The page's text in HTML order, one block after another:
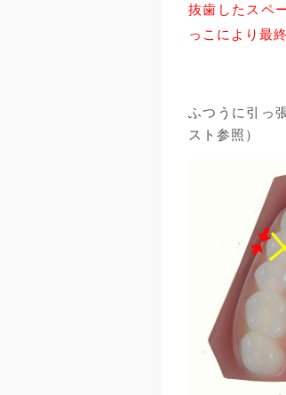
抜歯したスペ
っこにより最
ふつうに引っ
スト参照）